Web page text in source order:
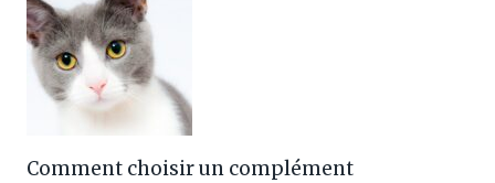
Comment choisir un complément